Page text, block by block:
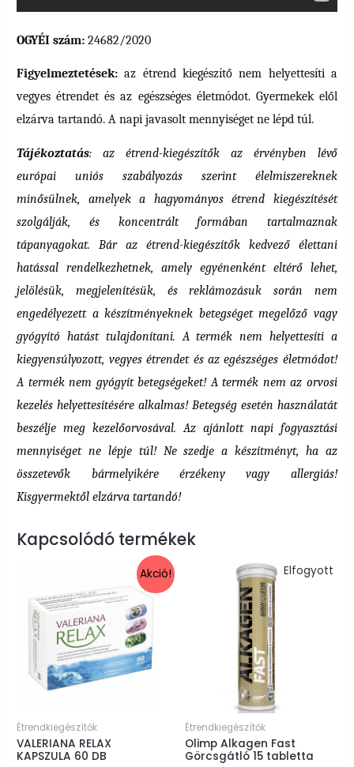
OGYÉI szám: 24682/2020
Figyelmeztetések: az étrend kiegészítő nem helyettesíti a
vegyes étrendet és az egészséges életmódot. Gyermekek elől
elzárva tartandó. A napi javasolt mennyiséget ne lépd túl.
Tájékoztatás: az étrend-kiegészítők az érvényben lévő
európai uniós szabályozás szerint élelmiszereknek
minősülnek, amelyek a hagyományos étrend kiegészítését
szolgálják, és koncentrált formában tartalmaznak
tápanyagokat. Bár az étrend-kiegészítők kedvező élettani
hatással rendelkezhetnek, amely egyénenként eltérő lehet,
jelölésük, megjelenítésük, és reklámozásuk során nem
engedélyezett a készítményeknek betegséget megelőző vagy
gyógyító hatást tulajdonítani. A termék nem helyettesíti a
kiegyensúlyozott, vegyes étrendet és az egészséges életmódot!
A termék nem gyógyít betegségeket! A termék nem az orvosi
kezelés helyettesítésére alkalmas! Betegség esetén használatát
beszélje meg kezelőorvosával. Az ajánlott napi fogyasztási
mennyiséget ne lépje túl! Ne szedje a készítményt, ha az
összetevők bármelyikére érzékeny vagy allergiás!
Kisgyermektől elzárva tartandó!
Kapcsolódó termékek
Akció!
Étrendkiegészítők
VALERIANA RELAX
KAPSZULA 60 DB
Elfogyott
Étrendkiegészítők
Olimp Alkagen Fast
Görcsgátló 15 tabletta